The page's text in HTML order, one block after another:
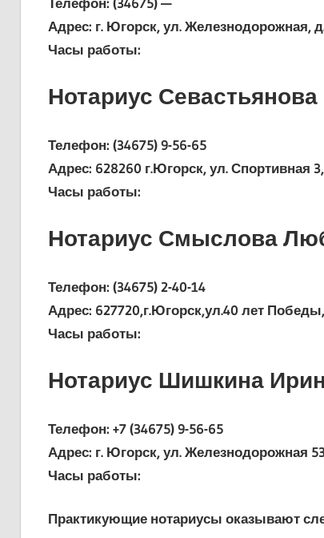
Адрес: г. Югорск, ул. Железнодорожная,
Часы работы:
Нотариус
Телефон: (34675) 9-56-65
Адрес: 628260 г.Югорск, ул. Спортивная
Часы работы:
Нотариус Смыслова
Телефон: (34675) 2-40-14
Адрес: 627720,г.Югорск,ул.40 лет
Часы работы:
Нотариус Шишкина
Телефон: +7 (34675) 9-56-65
Адрес: г. Югорск, ул. Железнодорожная
Часы работы:
Практикующие нотариусы оказывают